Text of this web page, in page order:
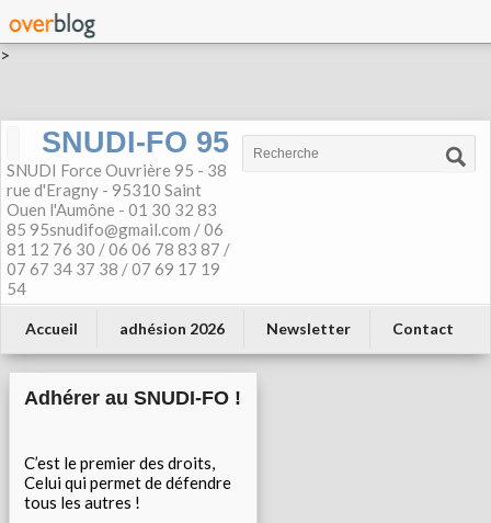
>
SNUDI-FO 95
SNUDI Force Ouvrière 95 - 38
rue d'Eragny - 95310 Saint
Ouen l'Aumône - 01 30 32 83
85 95snudifo@gmail.com / 06
81 12 76 30 / 06 06 78 83 87 /
07 67 34 37 38 / 07 69 17 19
54
Accueil adhésion 2026 Newsletter Contact
Adhérer au SNUDI-FO !
C’est le premier des droits,
Celui qui permet de défendre
tous les autres !